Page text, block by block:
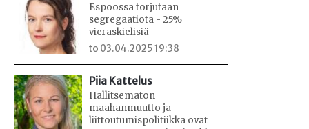
Espoossa torjutaan
segregaatiota - 25%
vieraskielisiä
to 03.04.2025 19:38
Piia Kattelus
Hallitsematon
maahanmuutto ja
liittoutumispolitiikka ovat